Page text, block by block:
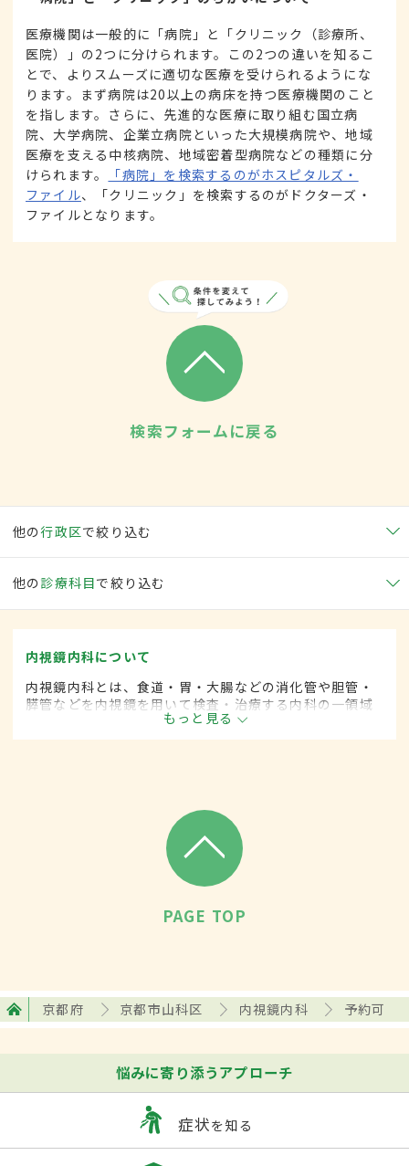
医療機関は一般的に「病院」と「クリニック（診療所、
医院）」の2つに分けられます。この2つの違いを知るこ
とで、よりスムーズに適切な医療を受けられるようにな
ります。まず病院は20以上の病床を持つ医療機関のこと
を指します。さらに、先進的な医療に取り組む国立病
院、大学病院、企業立病院といった大規模病院や、地域
医療を支える中核病院、地域密着型病院などの種類に分
けられます。
「病院」を検索するのがホスピタルズ・
ファイル、「クリニック」を検索するのがドクターズ・
ファイルとなります。
検索フォームに戻る
他の行政区で絞り込む
他の 診療科目で絞り込む
内視鏡内科について
内視鏡内科とは、食道・胃・大腸などの消化管や胆管・
膵管などを内視鏡を用いて検査・治療する内科の一領域
もっと見る
PAGE TOP
京都府 京都市山科区 内視鏡内科 予約可
悩みに寄り添うアプローチ
症状を知る